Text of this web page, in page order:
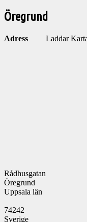
Öregrund
Laddar
Adress
Rådhusgatan
Öregrund
Uppsala län
74242
Sverige